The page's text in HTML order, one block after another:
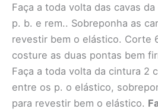
Faça a toda volta das cavas
p. b. e rem.. Sobreponha as
revestir bem o elástico. Corte
costure as duas pontas bem
Faça a toda volta da cintura 2
entre os p. o elástico,
para revestir bem o elástico.